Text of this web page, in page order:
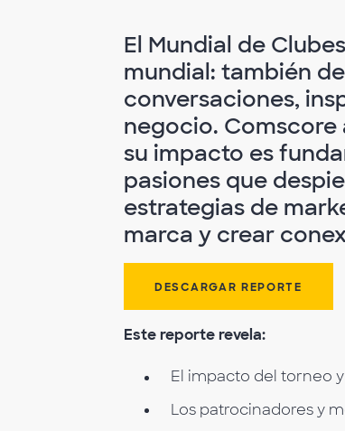
El Mundial de
mundial: también
conversaciones,
negocio. Comscore
su impacto es
pasiones que
estrategias de
marca y crear
DESCARGAR REPORTE
Este reporte revela:
El impacto del torneo
Los patrocinadores y